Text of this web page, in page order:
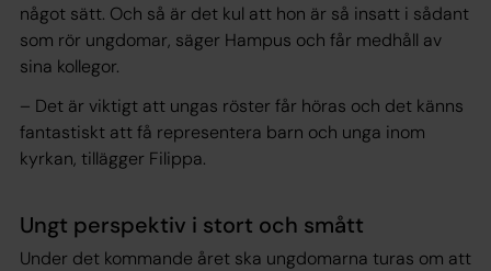
något sätt. Och så är det kul att hon är så insatt i sådant
som rör ungdomar, säger Hampus och får medhåll av
sina kollegor.
– Det är viktigt att ungas röster får höras och det känns
fantastiskt att få representera barn och unga inom
kyrkan, tillägger Filippa.
Ungt perspektiv i stort och smått
Under det kommande året ska ungdomarna turas om att